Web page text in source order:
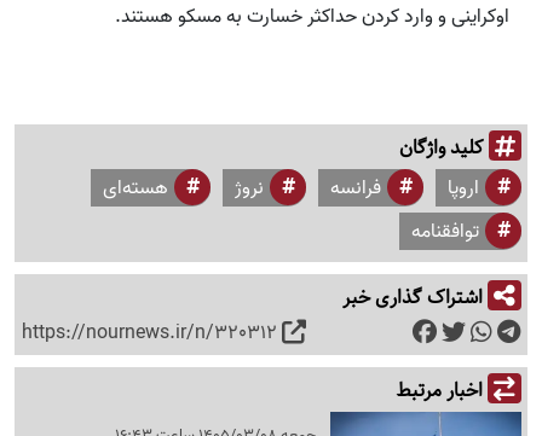
اوکراینی و وارد کردن حداکثر خسارت به مسکو هستند.
کلید واژگان
اروپا فرانسه نروژ
هسته‌ای
توافقنامه
اشتراک گذاری خبر
https://nournews.ir/n/320312
اخبار مرتبط